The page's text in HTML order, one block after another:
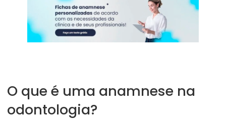
O que é uma anamnese na
odontologia?